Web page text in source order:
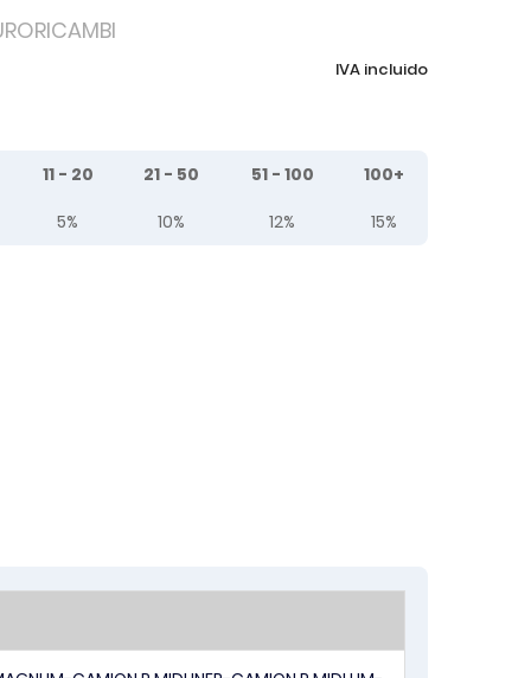
IVA incluido
11 - 20 21 - 50 51 - 100
100+
5% 10% 12% 15%